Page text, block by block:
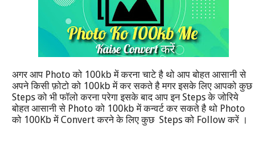
अगर आप Photoको 100kbमें करना चाटे है थो आप बोहत आसानी से
अपने किसी फ़ोटो को 100kbमें कर सकते है मगर इसके लिए आपको कुछ
Stepsको भी फॉलो करना परेगा इसके बाद आप इनStepsके जोरिये
बोहत आसानी से Photoको 100kbमें कन्वर्ट कर सकते है थो Photo
को 100KbमेंConvertकरने के लिए कुछStepsको Followकरें ।